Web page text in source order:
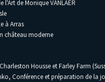
de Monique VANLAER
à Arras
château moderne
Housse et Farley Farm
Conférence et préparation de la